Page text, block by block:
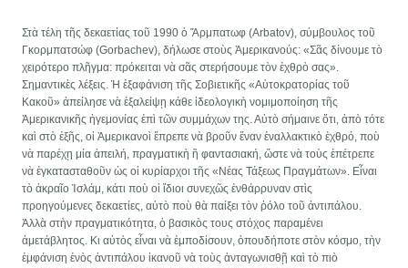
Στὰ τέλη τῆς δεκαετίας τοῦ 1990 ὁ Ἄρμπατωφ (Arbatov), σύμβουλος τοῦ
Γκορμπατσώφ (Gorbachev), δήλωσε στοὺς Ἀμερικανούς: «Σᾶς δίνουμε τὸ
χειρότερο πλῆγμα: πρόκειται νὰ σᾶς στερήσουμε τὸν ἐχθρὸ σας».
Σημαντικὲς λέξεις. Ἡ ἐξαφάνιση τῆς Σοβιετικῆς «Αὑτοκρατορίας τοῦ
Κακοῦ» ἀπείλησε νὰ ἐξαλείψῃ κάθε ἰδεολογικὴ νομιμοποίηση τῆς
Ἀμερικανικῆς ἡγεμονίας ἐπὶ τῶν συμμάχων της. Αὐτὸ σήμαινε ὅτι, ἀπὸ τότε
καὶ στὸ ἐξῆς, οἱ Ἀμερικανοὶ ἔπρεπε νὰ βροῦν ἕναν ἐναλλακτικὸ ἐχθρό, ποὺ
νὰ παρέχῃ μία ἀπειλή, πραγματικὴ ἢ φαντασιακή, ὥστε νὰ τοὺς ἐπέτρεπε
νὰ ἐγκατασταθοῦν ὡς οἱ κυρίαρχοι τῆς «Νέας Τάξεως Πραγμάτων». Εἶναι
τὸ ἀκραῖο Ἰσλάμ, κάτι ποὺ οἱ ἴδιοι συνεχῶς ἐνθάρρυναν στὶς
προηγούμενες δεκαετίες, αὐτὸ ποὺ θὰ παίξει τὸν ῥόλο τοῦ ἀντιπάλου.
Ἀλλὰ στὴν πραγματικότητα, ὁ βασικὸς τους στόχος παραμένει
ἀμετάβλητος. Κι αὐτὸς εἶναι νὰ ἐμποδίσουν, ὁπουδήποτε στὸν κόσμο, τὴν
ἐμφάνιση ἑνὸς ἀντιπάλου ἰκανοῦ νὰ τοὺς ἀνταγωνισθῇ καὶ τὸ πιὸ